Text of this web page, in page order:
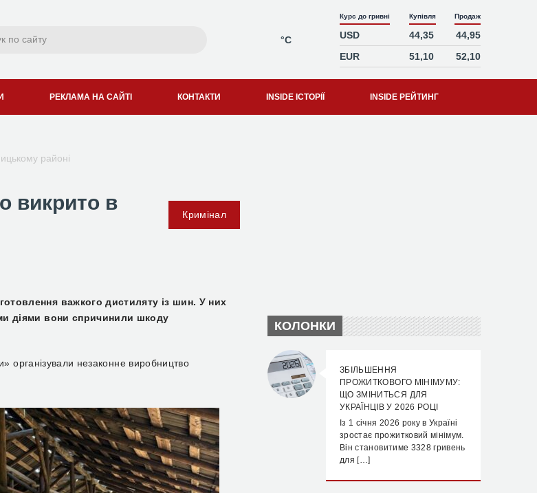
°C
Курс до гривні Купівля Продаж
USD 44,35
44,95
EUR
51,10 52,10
РЕКЛАМА НА САЙТІ КОНТАКТИ INSIDE ІСТОРІЇ INSIDE РЕЙТИНГ
районі
викрито в
Кримінал
важкого дистиляту із шин. У них
діями вони спричинили шкоду
організували незаконне виробництво
КОЛОНКИ
ЗБІЛЬШЕННЯ
ПРОЖИТКОВОГО МІНІМУМУ:
ЩО ЗМІНИТЬСЯ ДЛЯ
УКРАЇНЦІВ У 2026 РОЦІ
Із 1 січня 2026 року в Україні
зростає прожитковий мінімум.
Він становитиме 3328 гривень
для […]